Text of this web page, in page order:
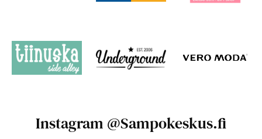
Instagram @Sampokeskus.fi